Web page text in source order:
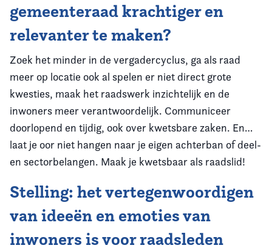
gemeenteraad krachtiger en
relevanter te maken?
Zoek het minder in de vergadercyclus, ga als raad
meer op locatie ook al spelen er niet direct grote
kwesties, maak het raadswerk inzichtelijk en de
inwoners meer verantwoordelijk. Communiceer
doorlopend en tijdig, ook over kwetsbare zaken. En…
laat je oor niet hangen naar je eigen achterban of deel-
en sectorbelangen. Maak je kwetsbaar als raadslid!
Stelling: het vertegenwoordigen
van ideeën en emoties van
inwoners is voor raadsleden